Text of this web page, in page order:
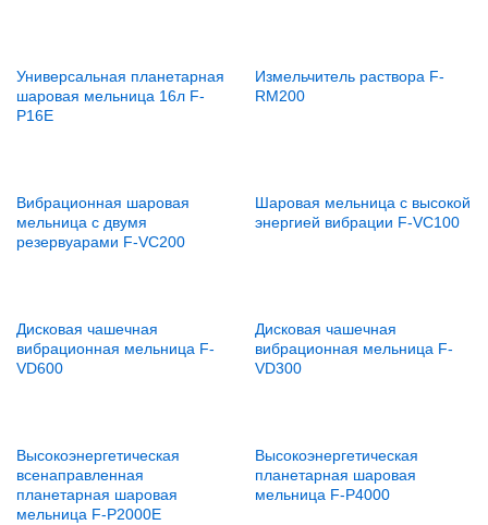
Универсальная планетарная
шаровая мельница 16л F-
P16E
Измельчитель раствора F-
RM200
Вибрационная шаровая
мельница с двумя
резервуарами F-VC200
Шаровая мельница с высокой
энергией вибрации F-VC100
Дисковая чашечная
вибрационная мельница F-
VD600
Дисковая чашечная
вибрационная мельница F-
VD300
Высокоэнергетическая
всенаправленная
планетарная шаровая
мельница F-P2000E
Высокоэнергетическая
планетарная шаровая
мельница F-P4000